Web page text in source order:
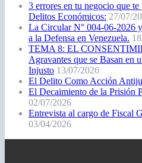
3 errores en tu negocio que
Delitos Económicos: 27/07/
La Circular N° 004-06-2026
a la Defensa en Venezuela.
TEMA 8: EL
Agravantes que se Basan en
Injusto 13/07/2026
El Delito Como Acción
El Decaimiento de la Prisión
02/07/2026
Entrevista al cargo de Fiscal
03/04/2026